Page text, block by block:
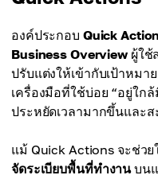
องค์ประกอบ Quick
Business Overviewผู้ใช้
ปรับแต่งให้เข้ากับเป้าหม
เครื่องมือที่ใช้บ่อย “อยู่ใก
ประหยัดเวลามากขึ้นและส
แม้ Quick Actions จะช่วย
จัดระเบียบพื้นที่ทำงานบนแ